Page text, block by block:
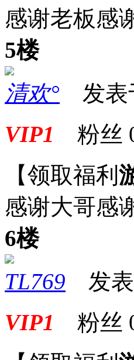
感谢老板感
5楼
清欢° 发表
VIP1 粉丝
【领取福利
感谢大哥感
6楼
TL769 发表
VIP1 粉丝